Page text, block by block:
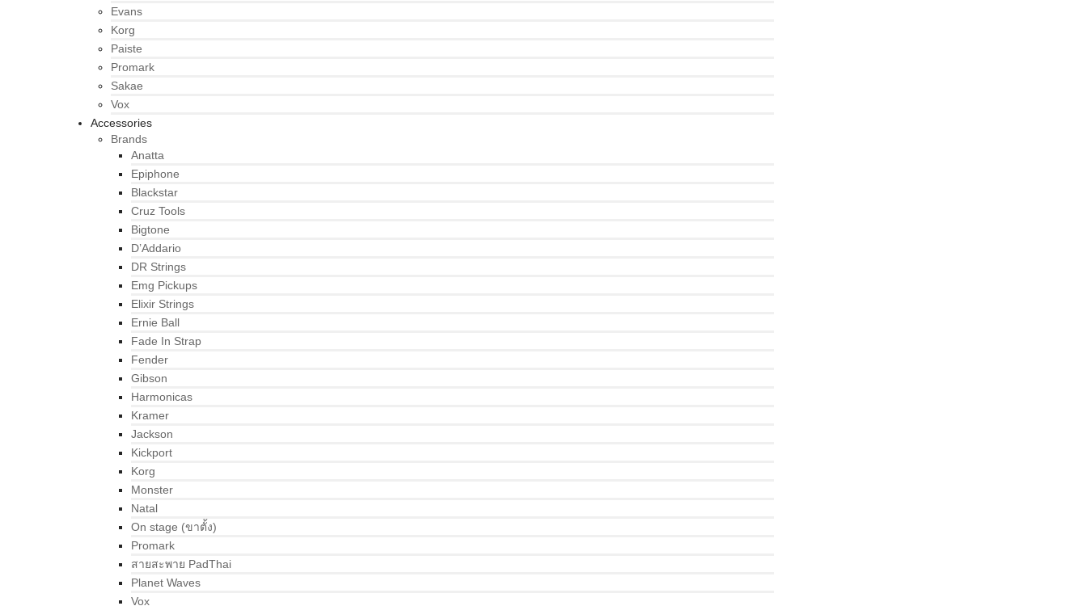
Evans
Korg
Paiste
Promark
Sakae
Vox
Accessories
Brands
Anatta
Epiphone
Blackstar
Cruz Tools
Bigtone
D’Addario
DR Strings
Emg Pickups
Elixir Strings
Ernie Ball
Fade In Strap
Fender
Gibson
Harmonicas
Kramer
Jackson
Kickport
Korg
Monster
Natal
On stage (ขาตั้ง)
Promark
สายสะพาย PadThai
Planet Waves
Vox